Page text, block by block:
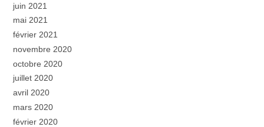
juin 2021
mai 2021
février 2021
novembre 2020
octobre 2020
juillet 2020
avril 2020
mars 2020
février 2020